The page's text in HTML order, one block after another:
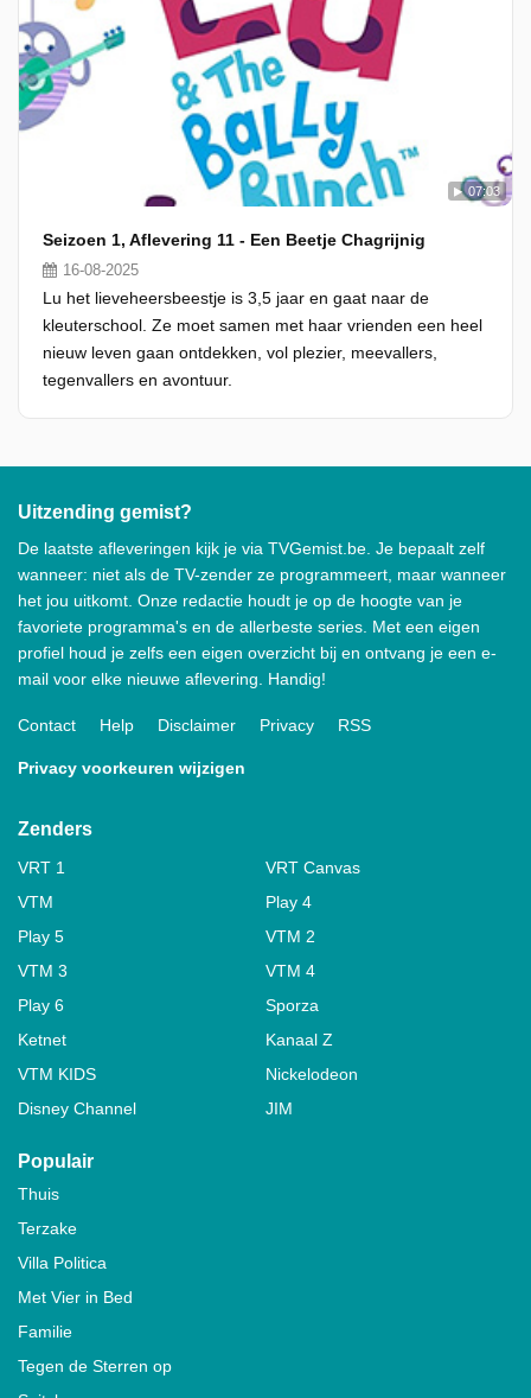
07:03
Seizoen 1, Aflevering 11 - Een Beetje Chagrijnig
16-08-2025
Lu het lieveheersbeestje is 3,5 jaar en gaat naar de
kleuterschool. Ze moet samen met haar vrienden een heel
nieuw leven gaan ontdekken, vol plezier, meevallers,
tegenvallers en avontuur.
Uitzending gemist?
De laatste afleveringen kijk je via TVGemist.be. Je bepaalt zelf
wanneer: niet als de TV-zender ze programmeert, maar wanneer
het jou uitkomt. Onze redactie houdt je op de hoogte van je
favoriete programma's en de allerbeste series. Met een eigen
profiel houd je zelfs een eigen overzicht bij en ontvang je een e-
mail voor elke nieuwe aflevering. Handig!
Contact Help Disclaimer Privacy RSS
Privacy voorkeuren wijzigen
Zenders
VRT 1
VRT Canvas
VTM
Play 4
Play 5
VTM 2
VTM 3
VTM 4
Play 6
Sporza
Ketnet
Kanaal Z
VTM KIDS
Nickelodeon
Disney Channel
JIM
Populair
Thuis
Terzake
Villa Politica
Met Vier in Bed
Familie
Tegen de Sterren op